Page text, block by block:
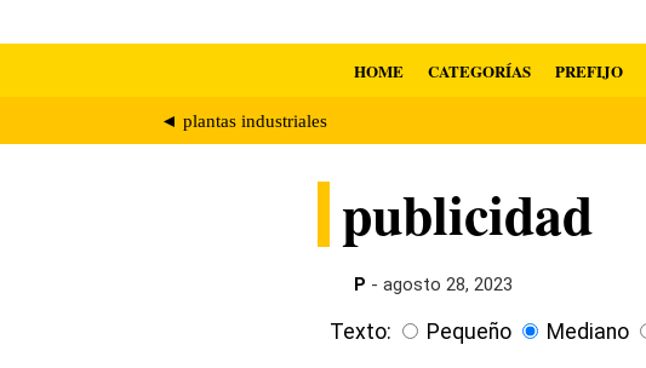
HOME CATEGORÍAS PREFIJO
◄ plantas industriales
publicidad
P - agosto 28, 2023
Texto: Pequeño Mediano